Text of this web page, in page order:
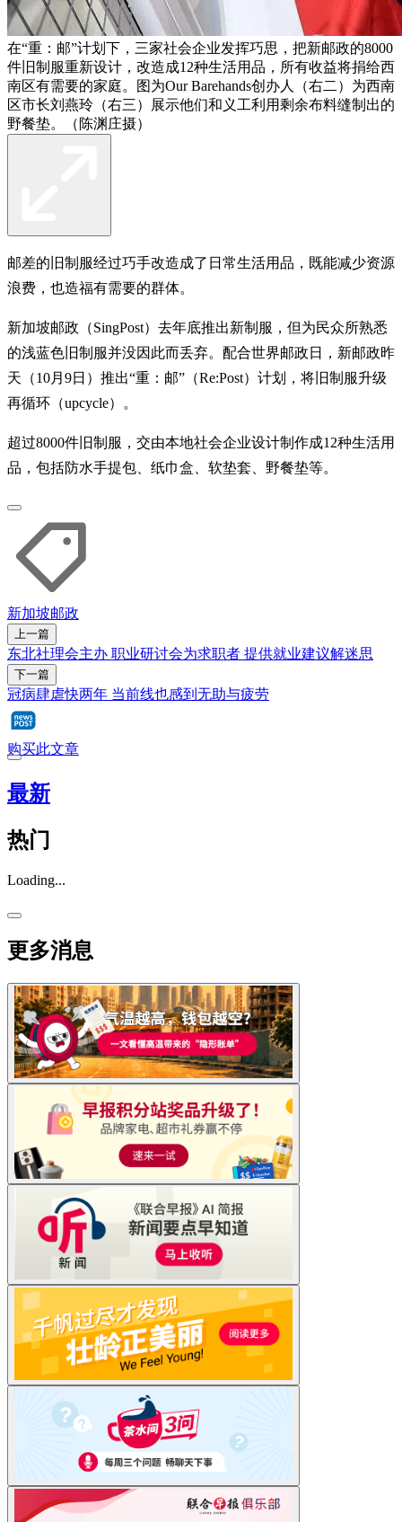
在“重：邮”计划下，三家社会企业发挥巧思，把新邮政的8000
件旧制服重新设计，改造成12种生活用品，所有收益将捐给西
南区有需要的家庭。图为Our Barehands创办人（右二）为西南
区市长刘燕玲（右三）展示他们和义工利用剩余布料缝制出的
野餐垫。（陈渊庄摄）
邮差的旧制服经过巧手改造成了日常生活用品，既能减少资源
浪费，也造福有需要的群体。
新加坡邮政（SingPost）去年底推出新制服，但为民众所熟悉
的浅蓝色旧制服并没因此而丢弃。配合世界邮政日，新邮政昨
天（10月9日）推出“重：邮”（Re:Post）计划，将旧制服升级
再循环（upcycle）。
超过8000件旧制服，交由本地社会企业设计制作成12种生活用
品，包括防水手提包、纸巾盒、软垫套、野餐垫等。
新加坡邮政
上一篇
东北社理会主办 职业研讨会为求职者 提供就业建议解迷思
下一篇
冠病肆虐快两年 当前线也感到无助与疲劳
购买此文章
最新
热门
Loading...
更多消息